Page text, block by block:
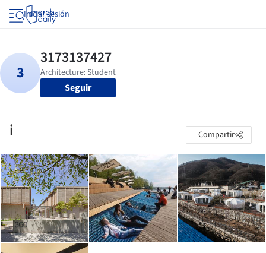
Iniciar sesión
Seguir
i Compartir